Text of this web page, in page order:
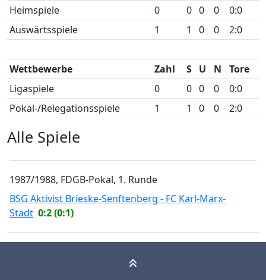
Heimspiele
0 0 0 0
0:0
Auswärtsspiele
1 1 0 0 2:0
Wettbewerbe Zahl S U N
Tore
Ligaspiele
0 0 0 0
0:0
Pokal-/Relegationsspiele
1 1 0 0 2:0
Alle Spiele
1987/1988, FDGB-Pokal, 1. Runde
BSG Aktivist Brieske-Senftenberg - FC Karl-Marx-
Stadt 0:2 (0:1)